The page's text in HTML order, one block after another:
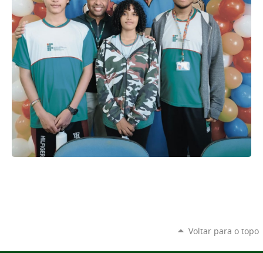
Voltar para o topo